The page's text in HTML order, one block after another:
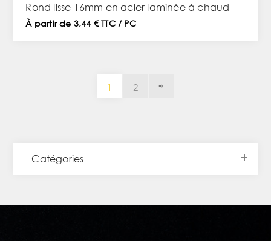
Rond lisse 16mm en acier laminée à chaud
À partir de 3,44 € TTC / PC
1 2
Catégories